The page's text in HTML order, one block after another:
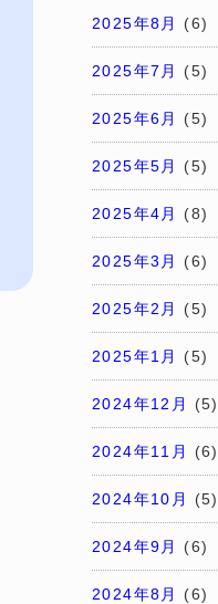
2025年8月 (6)
2025年7月 (5)
2025年6月 (5)
2025年5月 (5)
2025年4月 (8)
2025年3月 (6)
2025年2月 (5)
2025年1月 (5)
2024年12月 (5)
2024年11月 (6)
2024年10月 (5)
2024年9月 (6)
2024年8月 (6)